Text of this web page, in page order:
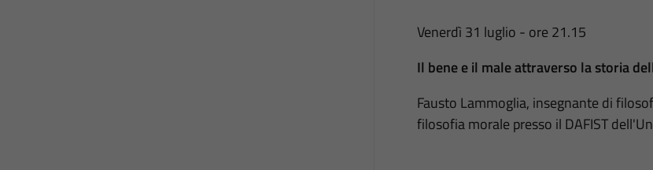
Venerdì 31 luglio ­- ore 21.15
Il bene e il male attraverso la storia
Fausto Lammoglia, insegnante di
filosofia morale presso il DAFIST